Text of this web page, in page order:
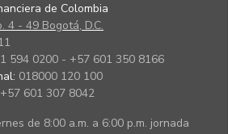
de Colombia
4 - 49 Bogotá, D.C.
594 0200 - +57 601 350 8166
018000 120 100
+57 601 307 8042
de 8:00 a.m. a 6:00 p.m. jornada